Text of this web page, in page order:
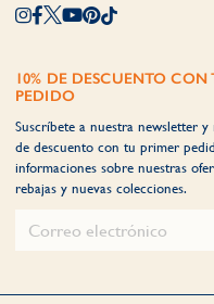
10% DE DESCUENTO CON
PEDIDO
Suscríbete a nuestra newsletter
de descuento con tu primer
informaciones sobre nuestras
rebajas y nuevas colecciones.